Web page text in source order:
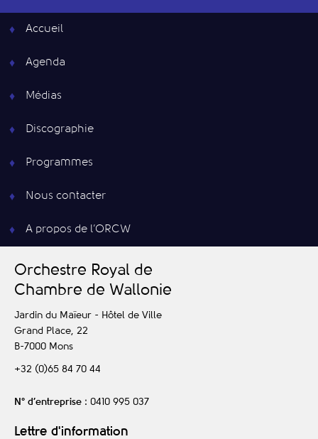
Accueil
Agenda
Médias
Discographie
Programmes
Nous contacter
A propos de l’ORCW
Orchestre Royal de
Chambre de Wallonie
Jardin du Maïeur - Hôtel de Ville
Grand Place, 22
B-7000 Mons
+32 (0)65 84 70 44
N° d’entreprise : 0410 995 037
Lettre d'information